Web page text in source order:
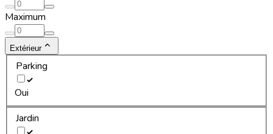
Maximum
Extérieur
Parking
Oui
Jardin